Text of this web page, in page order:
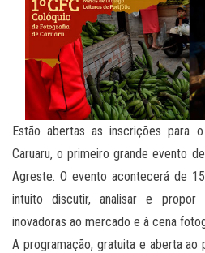
Estão abertas as inscrições para
Caruaru, o primeiro grande evento
Agreste. O evento acontecerá de
intuito discutir, analisar e propor
inovadoras ao mercado e à cena
A programação, gratuita e aberta ao